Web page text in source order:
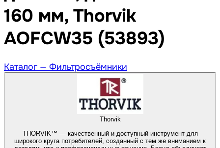
160 мм, Thorvik
AOFCW35 (53893)
Каталог — Фильтросъёмники
Thorvik
THORVIK™ — качественный и доступный инструмент для
широкого круга потребителей, созданный с тем же вниманием к